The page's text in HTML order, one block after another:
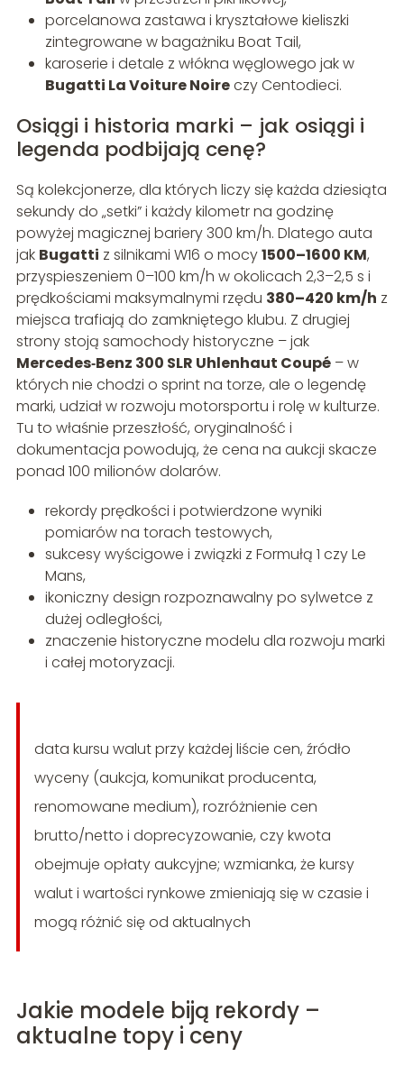
porcelanowa zastawa i kryształowe kieliszki
zintegrowane w bagażniku Boat Tail,
karoserie i detale z włókna węglowego jak w
Bugatti La Voiture Noireczy Centodieci.
Osiągi i historia marki – jak osiągi i
legenda podbijają cenę?
Są kolekcjonerze, dla których liczy się każda dziesiąta
sekundy do „setki” i każdy kilometr na godzinę
powyżej magicznej bariery 300 km/h. Dlatego auta
jak Bugatti z silnikami W16 o mocy1500–1600 KM,
przyspieszeniem 0–100 km/h w okolicach 2,3–2,5 s i
prędkościami maksymalnymi rzędu 380–420 km/h z
miejsca trafiają do zamkniętego klubu. Z drugiej
strony stoją samochody historyczne – jak
Mercedes‑Benz 300 SLR Uhlenhaut Coupé– w
których nie chodzi o sprint na torze, ale o legendę
marki, udział w rozwoju motorsportu i rolę w kulturze.
Tu to właśnie przeszłość, oryginalność i
dokumentacja powodują, że cena na aukcji skacze
ponad 100 milionów dolarów.
rekordy prędkości i potwierdzone wyniki
pomiarów na torach testowych,
sukcesy wyścigowe i związki z Formułą 1 czy Le
Mans,
ikoniczny design rozpoznawalny po sylwetce z
dużej odległości,
znaczenie historyczne modelu dla rozwoju marki
i całej motoryzacji.
data kursu walut przy każdej liście cen, źródło
wyceny (aukcja, komunikat producenta,
renomowane medium), rozróżnienie cen
brutto/netto i doprecyzowanie, czy kwota
obejmuje opłaty aukcyjne; wzmianka, że kursy
walut i wartości rynkowe zmieniają się w czasie i
mogą różnić się od aktualnych
Jakie modele biją rekordy –
aktualne topy i ceny